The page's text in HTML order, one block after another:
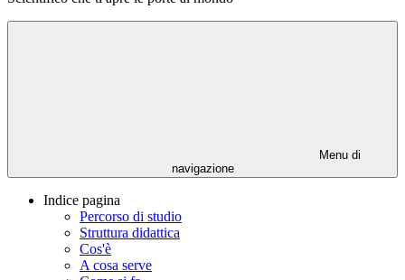
Menu di
navigazione
Indice pagina
Percorso di studio
Struttura didattica
Cos'è
A cosa serve